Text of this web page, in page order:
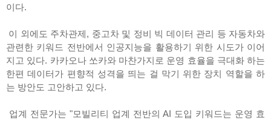
이다.
이 외에도 주차관제, 중고차 및 정비 빅 데이터 관리 등 자동차와
관련한 키워드 전반에서 인공지능을 활용하기 위한 시도가 이어
지고 있다. 카카오나 쏘카와 마찬가지로 운영 효율을 극대화 하는
한편 데이터가 편향적 성격을 띄는 걸 막기 위한 장치 역할을 하
는 방안도 고안하고 있다.
업계 전문가는 "모빌리티 업계 전반의 AI 도입 키워드는 운영 효